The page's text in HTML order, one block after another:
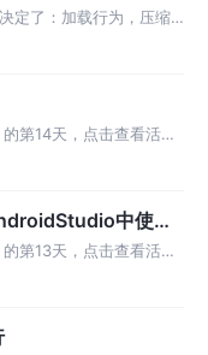
定了：加载行为，压缩
。
第14天，点击查看活动
包集成到.asset文件里
中使用
第13天，点击查看活动
需要导出的项目：